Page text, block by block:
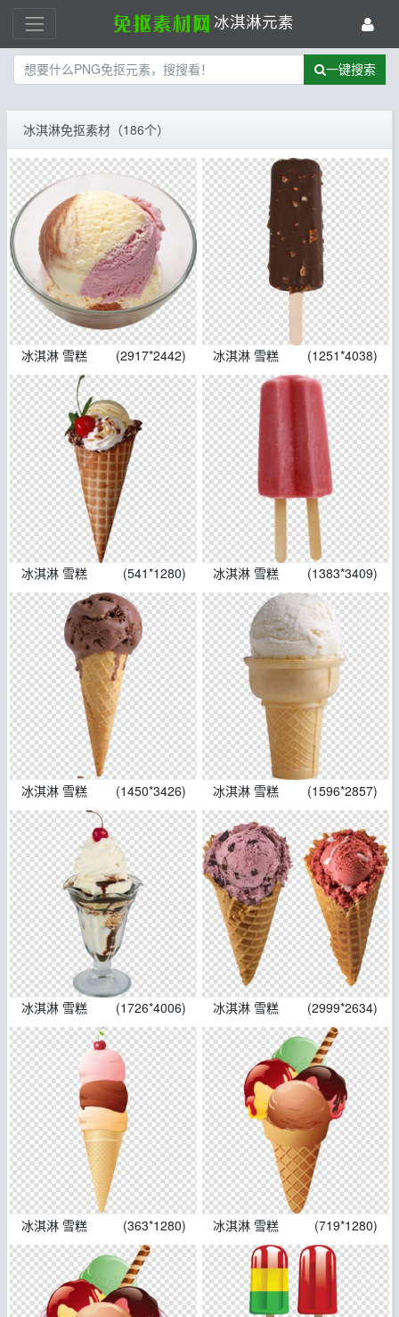
冰淇淋元素
一键搜索
冰淇淋免抠素材（186个）
冰淇淋 雪糕 (2917*2442) 冰淇淋 雪糕 (1251*4038)
冰淇淋 雪糕 (541*1280) 冰淇淋 雪糕 (1383*3409)
冰淇淋 雪糕 (1450*3426) 冰淇淋 雪糕 (1596*2857)
冰淇淋 雪糕 (1726*4006) 冰淇淋 雪糕 (2999*2634)
冰淇淋 雪糕 (363*1280) 冰淇淋 雪糕 (719*1280)